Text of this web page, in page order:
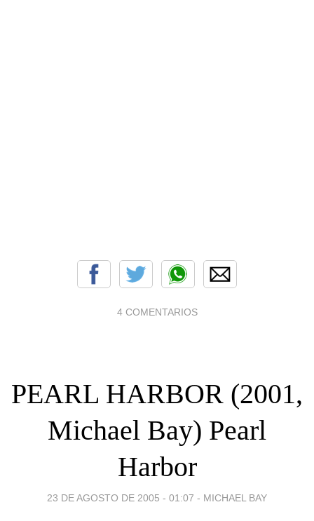
4 COMENTARIOS
PEARL HARBOR (2001,
Michael Bay) Pearl
Harbor
23 DE AGOSTO DE 2005 - 01:07 - MICHAEL BAY